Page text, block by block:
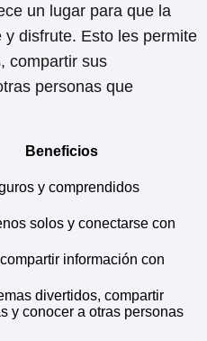
un lugar para que la
disfrute. Esto les permite
compartir sus
personas que
Beneficios
y comprendidos
solos y conectarse con
información con
divertidos, compartir
y conocer a otras personas